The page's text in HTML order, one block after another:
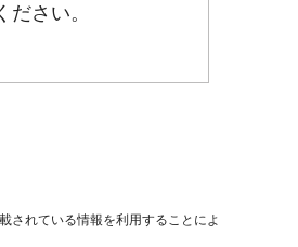
さい。
されている情報を利用することによ